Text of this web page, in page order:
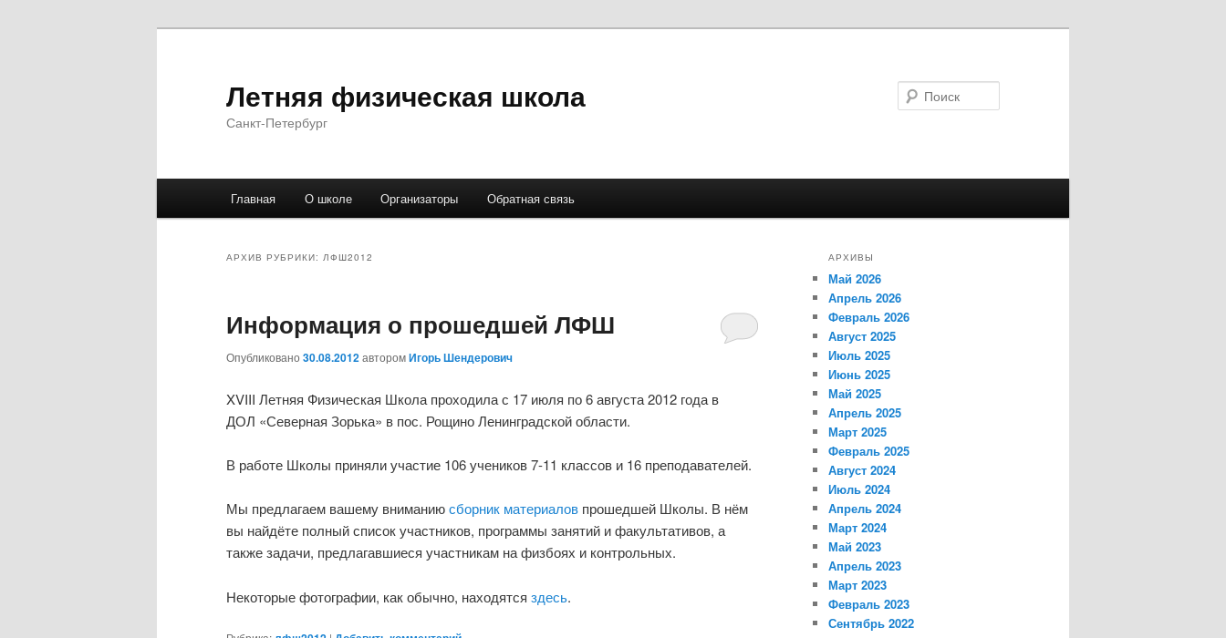
Летняя физическая школа
Санкт-Петербург
Перейти
содержимому
Перейти
содержимому
Главная О школе Организаторы Обратная связь
АРХИВ РУБРИКИ: ЛФШ2012
Информация о прошедшей ЛФШ
Опубликовано 30.08.2012авторомИгорь Шендерович
XVIII Летняя Физическая Школа проходила с 17 июля по 6 августа 2012 года в
ДОЛ «Северная Зорька» в пос. Рощино Ленинградской области.
В работе Школы приняли участие 106 учеников 7-11 классов и 16 преподавателей.
Мы предлагаем вашему вниманиюсборник материалов прошедшей Школы. В нём
вы найдёте полный список участников, программы занятий и факультативов, а
также задачи, предлагавшиеся участникам на физбоях и контрольных.
Некоторые фотографии, как обычно, находятся здесь.
АРХИВЫ
Май 2026
Апрель 2026
Февраль 2026
Август 2025
Июль 2025
Июнь 2025
Май 2025
Апрель 2025
Март 2025
Февраль 2025
Август 2024
Июль 2024
Апрель 2024
Март 2024
Май 2023
Апрель 2023
Март 2023
Февраль 2023
Сентябрь 2022